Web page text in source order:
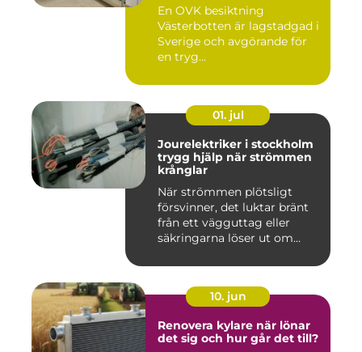
En OVK besiktning
Västerbotten är lagstadgad i
Sverige och avgörande för
en tryg...
01. jul
Jourelektriker i stockholm
trygg hjälp när strömmen
krånglar
När strömmen plötsligt
försvinner, det luktar bränt
från ett vägguttag eller
säkringarna löser ut om...
10. jun
Renovera kylare när lönar
det sig och hur går det till?